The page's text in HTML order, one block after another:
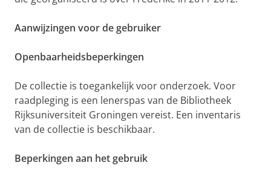
Aanwijzingen voor de gebruiker
Openbaarheidsbeperkingen
De collectie is toegankelijk voor onderzoek. Voor
raadpleging is een lenerspas van de Bibliotheek
Rijksuniversiteit Groningen vereist. Een inventaris
van de collectie is beschikbaar.
Beperkingen aan het gebruik